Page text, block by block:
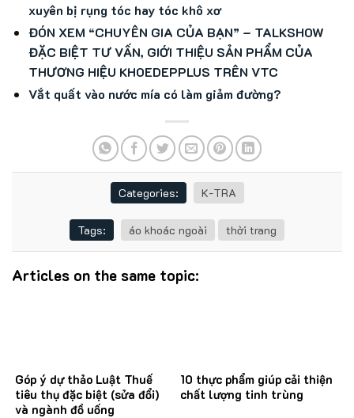
xuyên bị rụng tóc hay tóc khô xơ
ĐÓN XEM “CHUYÊN GIA CỦA BẠN” – TALKSHOW
ĐẶC BIỆT TƯ VẤN, GIỚI THIỆU SẢN PHẨM CỦA
THƯƠNG HIỆU KHOEDEPPLUS TRÊN VTC
Vắt quất vào nước mía có làm giảm đường?
Categories: K-TRA
Tags: áo khoác ngoài thời trang
Articles on the same topic:
Góp ý dự thảo Luật Thuế
tiêu thụ đặc biệt (sửa đổi)
và ngành đồ uống
10 thực phẩm giúp cải thiện
chất lượng tinh trùng